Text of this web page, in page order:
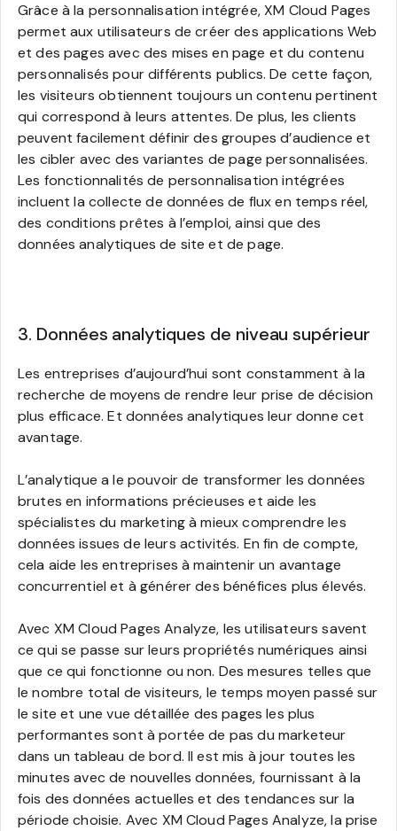
Grâce à la personnalisation intégrée, XM Cloud Pages
permet aux utilisateurs de créer des applications Web
et des pages avec des mises en page et du contenu
personnalisés pour différents publics. De cette façon,
les visiteurs obtiennent toujours un contenu pertinent
qui correspond à leurs attentes. De plus, les clients
peuvent facilement définir des groupes d’audience et
les cibler avec des variantes de page personnalisées.
Les fonctionnalités de personnalisation intégrées
incluent la collecte de données de flux en temps réel,
des conditions prêtes à l’emploi, ainsi que des
données analytiques de site et de page.
3. Données analytiques de niveau supérieur
Les entreprises d’aujourd’hui sont constamment à la
recherche de moyens de rendre leur prise de décision
plus efficace. Et données analytiques leur donne cet
avantage.
L’analytique a le pouvoir de transformer les données
brutes en informations précieuses et aide les
spécialistes du marketing à mieux comprendre les
données issues de leurs activités. En fin de compte,
cela aide les entreprises à maintenir un avantage
concurrentiel et à générer des bénéfices plus élevés.
Avec XM Cloud Pages Analyze, les utilisateurs savent
ce qui se passe sur leurs propriétés numériques ainsi
que ce qui fonctionne ou non. Des mesures telles que
le nombre total de visiteurs, le temps moyen passé sur
le site et une vue détaillée des pages les plus
performantes sont à portée de pas du marketeur
dans un tableau de bord. Il est mis à jour toutes les
minutes avec de nouvelles données, fournissant à la
fois des données actuelles et des tendances sur la
période choisie. Avec XM Cloud Pages Analyze, la prise